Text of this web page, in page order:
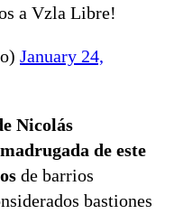
a Vzla Libre!
January 24,
Nicolás
de este
de barrios
bastiones